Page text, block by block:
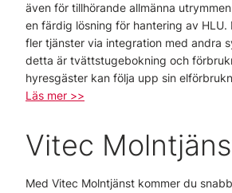
även för tillhörande allmänna
en färdig lösning för hantering av HLU.
fler tjänster via integration med andra
detta är tvättstugebokning och
hyresgäster kan följa upp sin
Läs mer >>
Vitec
Med Vitec Molntjänst kommer du